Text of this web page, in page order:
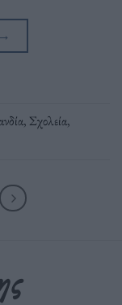
→
, Σχολεία,